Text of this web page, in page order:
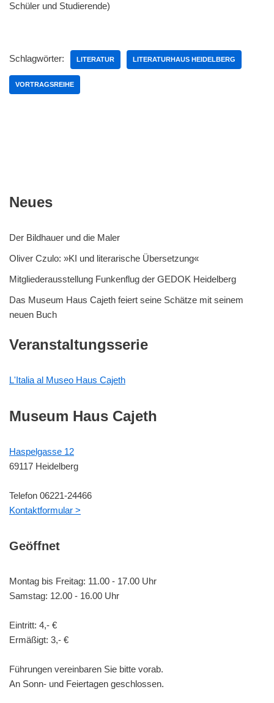
Schüler und Studierende)
Schlagwörter: LITERATUR LITERATURHAUS HEIDELBERG
VORTRAGSREIHE
Neues
Der Bildhauer und die Maler
Oliver Czulo: »KI und literarische Übersetzung«
Mitgliederausstellung Funkenflug der GEDOK Heidelberg
Das Museum Haus Cajeth feiert seine Schätze mit seinem
neuen Buch
Veranstaltungsserie
L'Italia al Museo Haus Cajeth
Museum Haus Cajeth
Haspelgasse 12
69117 Heidelberg
Telefon 06221-24466
Kontaktformular >
Geöffnet
Montag bis Freitag: 11.00 - 17.00 Uhr
Samstag: 12.00 - 16.00 Uhr
Eintritt: 4,- €
Ermäßigt: 3,- €
Führungen vereinbaren Sie bitte vorab.
An Sonn- und Feiertagen geschlossen.